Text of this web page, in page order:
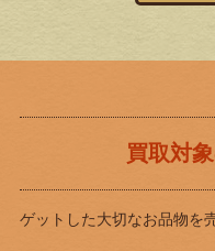
買取対
ゲットした大切なお品物を